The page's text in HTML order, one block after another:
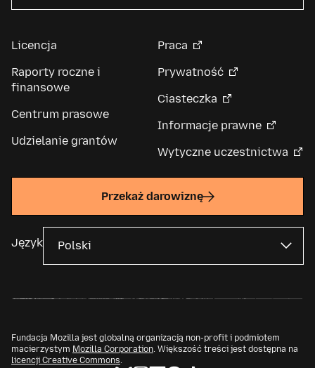
Licencja
Raporty roczne i
finansowe
Centrum prasowe
Udzielanie grantów
Praca
Prywatność
Ciasteczka
Informacje prawne
Wytyczne uczestnictwa
Przekaż darowiznę
Język
Fundacja Mozilla jest globalną organizacją non-profit i podmiotem
macierzystym Mozilla Corporation. Większość treści jest dostępna na
licencji Creative Commons.